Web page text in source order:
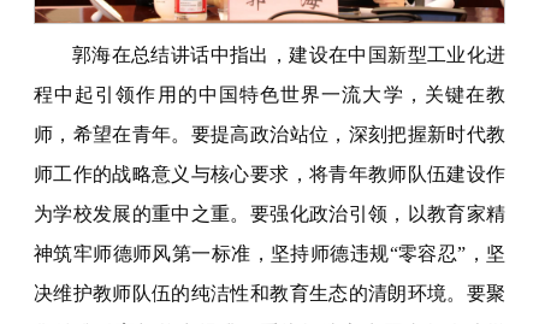
郭海在总结讲话中指出，建设在中国新型工业化进
程中起引领作用的中国特色世界一流大学，关键在教
师，希望在青年。要提高政治站位，深刻把握新时代教
师工作的战略意义与核心要求，将青年教师队伍建设作
为学校发展的重中之重。要强化政治引领，以教育家精
神筑牢师德师风第一标准，坚持师德违规“零容忍”，坚
决维护教师队伍的纯洁性和教育生态的清朗环境。要聚